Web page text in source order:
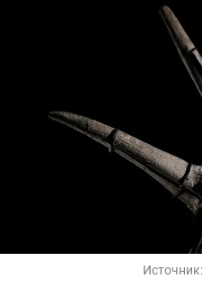
Источник: